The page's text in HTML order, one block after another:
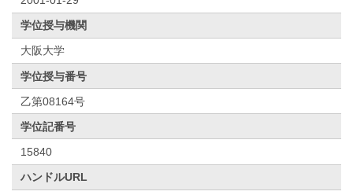
学位授与機関
大阪大学
学位授与番号
乙第08164号
学位記番号
15840
ハンドルURL